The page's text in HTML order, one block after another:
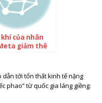
của nhân
giảm thê
bị sa thải,
Zuckerberg
định ‘không
nào khác’
dẫn tới tổn thất kinh tế nặng
phao” từ quốc gia láng giềng: